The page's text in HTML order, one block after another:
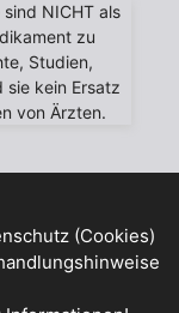
NICHT als
zu
Studien,
sie kein Ersatz
von Ärzten.
(Cookies)